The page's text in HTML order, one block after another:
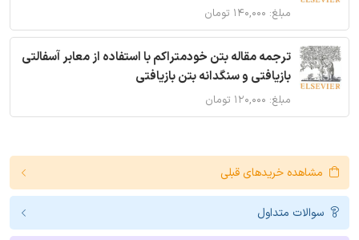
مبلغ: ۱۴۰,۰۰۰ تومان
ترجمه مقاله بتن خودمتراکم با استفاده از معابر آسفالتی
بازیافتی و سنگدانه بتن بازیافتی
مبلغ: ۱۲۰,۰۰۰ تومان
مشاهده خریدهای قبلی
سوالات متداول